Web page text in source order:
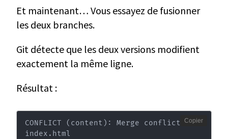
Et maintenant… Vous essayez de fusionner
les deux branches.
Git détecte que les deux versions modifient
exactement la même ligne.
Résultat :
CONFLICT ( content ) : Merge conflict in
index.html
Copier